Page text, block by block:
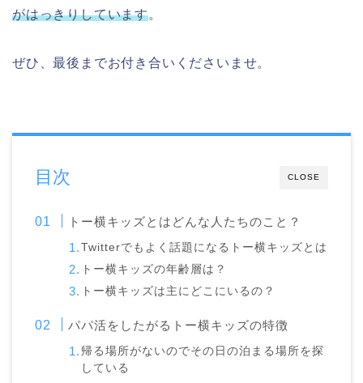
がはっきりしています。
ぜひ、最後までお付き合いくださいませ。
CLOSE
目次
トー横キッズとはどんな人たちのこと？
Twitterでもよく話題になるトー横キッズとは
トー横キッズの年齢層は？
トー横キッズは主にどこにいるの？
パパ活をしたがるトー横キッズの特徴
帰る場所がないのでその日の泊まる場所を探
している